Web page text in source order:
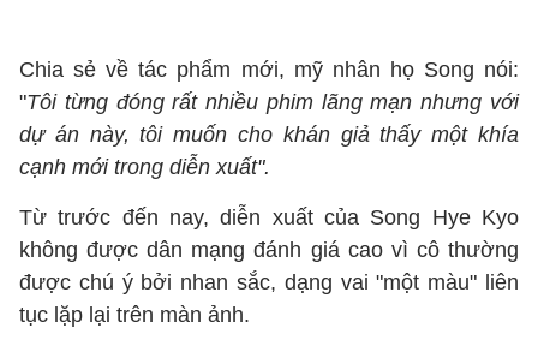
Chia sẻ về tác phẩm mới, mỹ nhân họ Song nói:
"Tôi từng đóng rất nhiều phim lãng mạn nhưng với
dự án này, tôi muốn cho khán giả thấy một khía
cạnh mới trong diễn xuất".
Từ trước đến nay, diễn xuất của Song Hye Kyo
không được dân mạng đánh giá cao vì cô thường
được chú ý bởi nhan sắc, dạng vai "một màu" liên
tục lặp lại trên màn ảnh.